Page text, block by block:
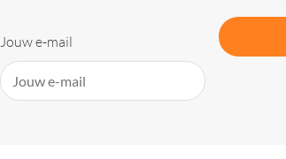
Jouw e-mail